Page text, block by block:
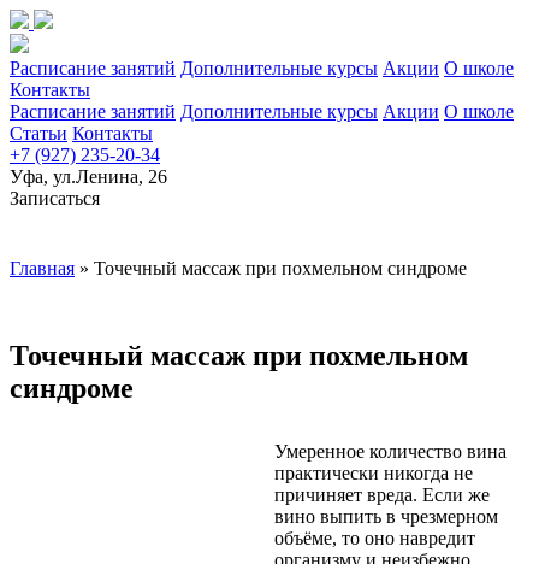
Расписание занятий Дополнительные курсы Акции О школе
Контакты
Расписание занятий Дополнительные курсы Акции О школе
Статьи Контакты
+7 (927) 235-20-34
Уфа, ул.Ленина, 26
Записаться
Главная » Точечный массаж при похмельном синдроме
Точечный массаж при похмельном
синдроме
Умеренное количество вина
практически никогда не
причиняет вреда. Если же
вино выпить в чрезмерном
объёме, то оно навредит
организму и неизбежно